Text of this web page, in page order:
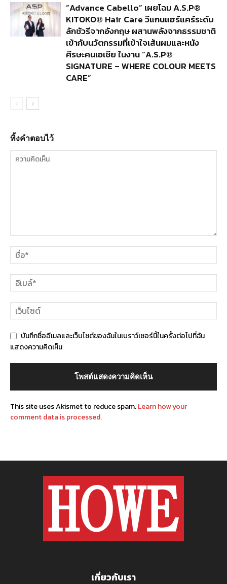
“Advance Cabello” เผยโฉม A.S.P®
KITOKO® Hair Care วีแกนแฮร์แคร์ระดับ
ลักชัวรีจากอังกฤษ ผสานพลังจากธรรมชาติ
เข้ากับนวัตกรรมที่เข้าใจเส้นผมและหนัง
ศีรษะคนเอเชีย ในงาน “A.S.P®
SIGNATURE – WHERE COLOUR MEETS
CARE”
ทิ้งคำตอบไว้
บันทึกชื่ออีเมลและเว็บไซต์ของฉันในเบราว์เซอร์นี้ในครั้งต่อไปที่ฉัน
แสดงความคิดเห็น
This site uses Akismet to reduce spam.Learn how your
comment data is processed.
เกี่ยวกับเรา